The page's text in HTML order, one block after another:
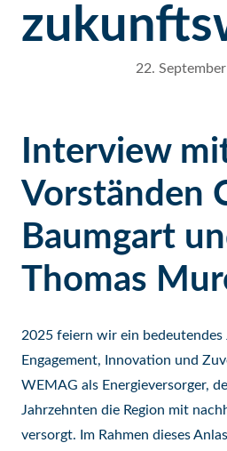
22.
Interview
Vorständen
Baumgart
Thomas
2025 feiern wir ein bedeutendes
Engagement, Innovation und
WEMAG als Energieversorger,
Jahrzehnten die Region mit
versorgt. Im Rahmen dieses